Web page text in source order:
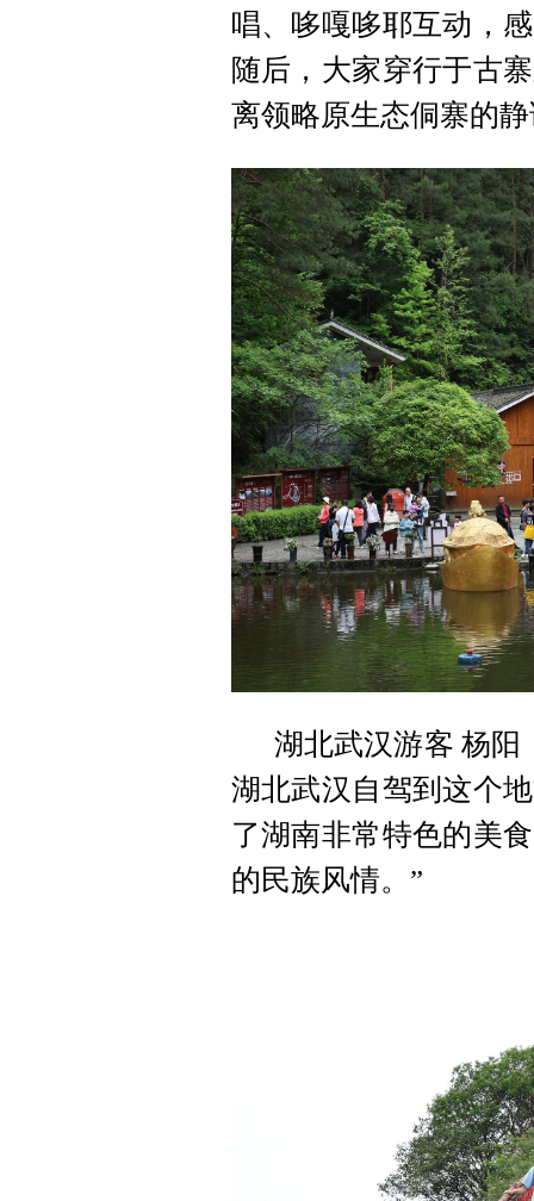
唱、哆嘎哆耶互动，
随后，大家穿行于古
离领略原生态侗寨的
湖北武汉游客 杨阳
湖北武汉自驾到这个
了湖南非常特色的美
的民族风情。”